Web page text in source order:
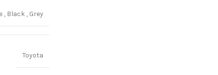
, Black , Grey
Toyota